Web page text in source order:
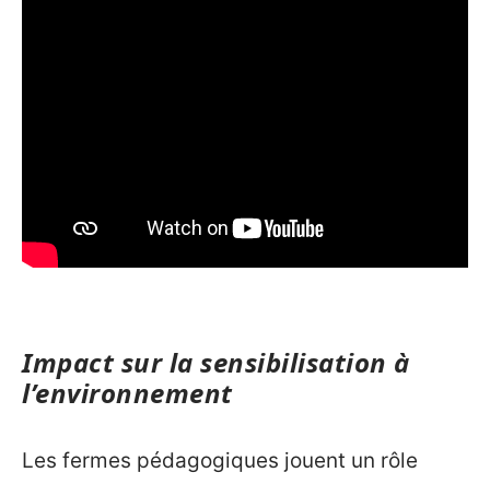
Impact sur la sensibilisation à
l’environnement
Les fermes pédagogiques jouent un rôle